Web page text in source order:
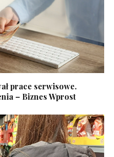
prace serwisowe.
– Biznes Wprost